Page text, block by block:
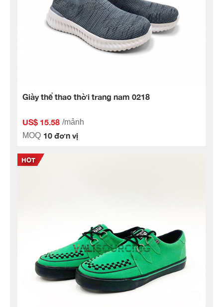
Giày thể thao thời trang nam 0218
US$ 15.58 /mảnh
MOQ 10 đơn vị